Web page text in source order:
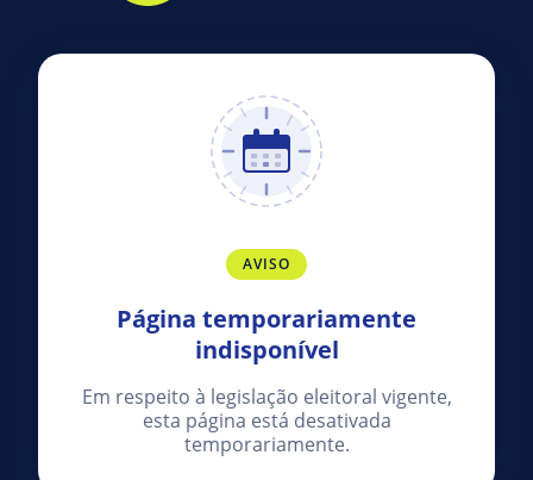
AVISO
Página temporariamente
indisponível
Em respeito à legislação eleitoral vigente,
esta página está desativada
temporariamente.